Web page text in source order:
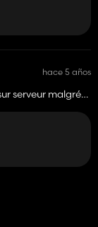
hace 5 años
serveur malgré